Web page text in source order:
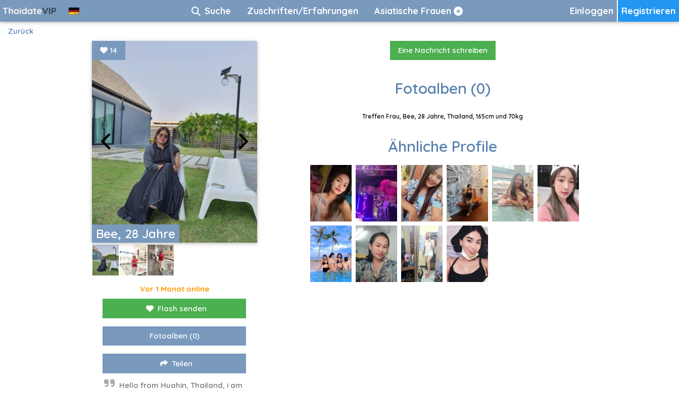
Registrieren
Einloggen
Suche Zuschriften/Erfahrungen Asiatische Frauen
Zurück
Bee, 28 Jahre
14
Vor 1 Monat online
Flash senden
Fotoalben (0)
Teilen
Hello from Huahin, Thailand, i am
Eine Nachricht schreiben
Fotoalben (0)
Treffen Frau, Bee, 28 Jahre, Thailand, 165cm und 70kg
Ähnliche Profile